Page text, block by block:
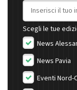
Indirizzo email
Scegli le tue
News
News Pavia
Eventi Nord-